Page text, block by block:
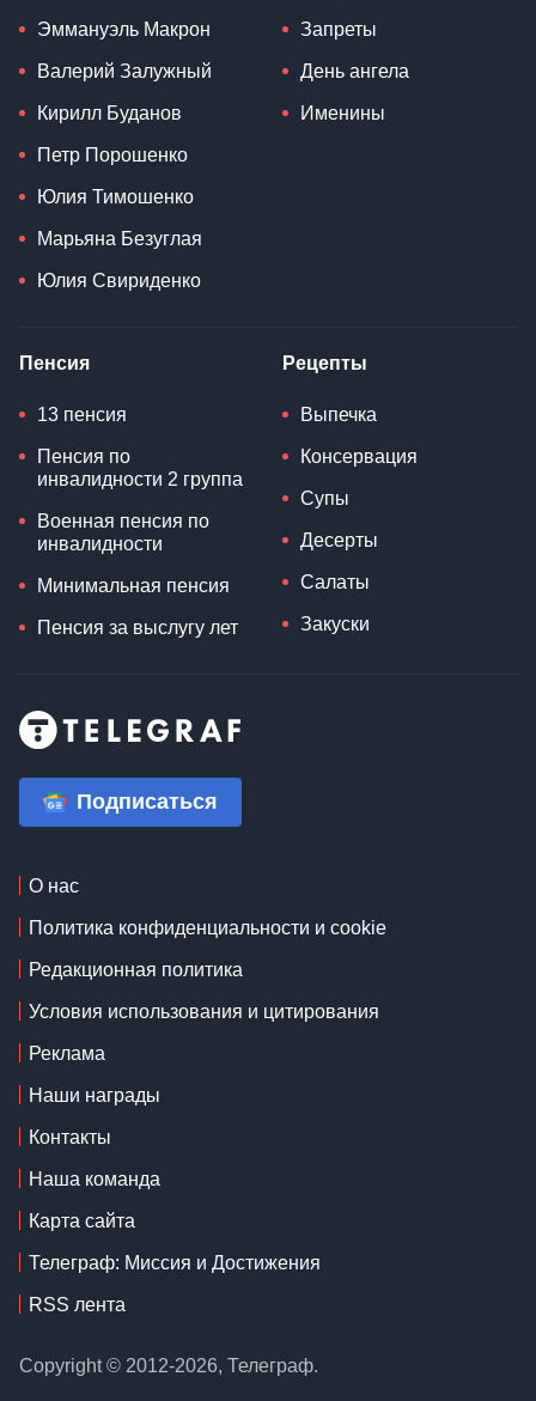
Эммануэль Макрон
Валерий Залужный
Кирилл Буданов
Петр Порошенко
Юлия Тимошенко
Марьяна Безуглая
Юлия Свириденко
Запреты
День ангела
Именины
Пенсия
13 пенсия
Пенсия по
инвалидности 2 группа
Военная пенсия по
инвалидности
Минимальная пенсия
Пенсия за выслугу лет
Рецепты
Выпечка
Консервация
Супы
Десерты
Салаты
Закуски
Подписаться
О нас
Политика конфиденциальности и cookie
Редакционная политика
Условия использования и цитирования
Реклама
Наши награды
Контакты
Наша команда
Карта сайта
Телеграф: Миссия и Достижения
RSS лента
Copyright © 2012-2026, Телеграф.